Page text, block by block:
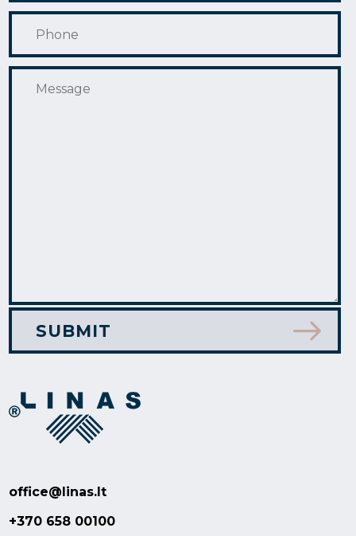
office@linas.lt
+370 658 00100